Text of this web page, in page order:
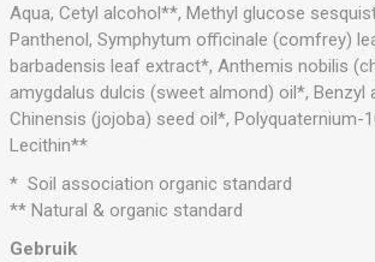
Aqua, Cetyl alcohol**, Methyl glucose
Panthenol, Symphytum officinale (comfrey)
barbadensis leaf extract*, Anthemis nobilis
amygdalus dulcis (sweet almond) oil*,
Chinensis (jojoba) seed oil*,
Lecithin**
* Soil association organic standard
** Natural & organic standard
Gebruik